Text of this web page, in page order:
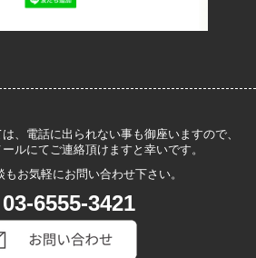
、電話に出られない事も御座いますので、
ルにてご連絡頂けますと幸いです。
もお気軽にお問い合わせ下さい。
03-6555-3421